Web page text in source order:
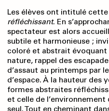
Les élèves ont intitulé
réfléchissant. En
spectateur est alors
subtile et harmonieuse ;
coloré et abstrait évoquant
nature, rappel des
d’assaut au printemps par
d’espace. À la hauteur des
formes abstraites
et celle de l’environnement
seul. Tout en cheminant